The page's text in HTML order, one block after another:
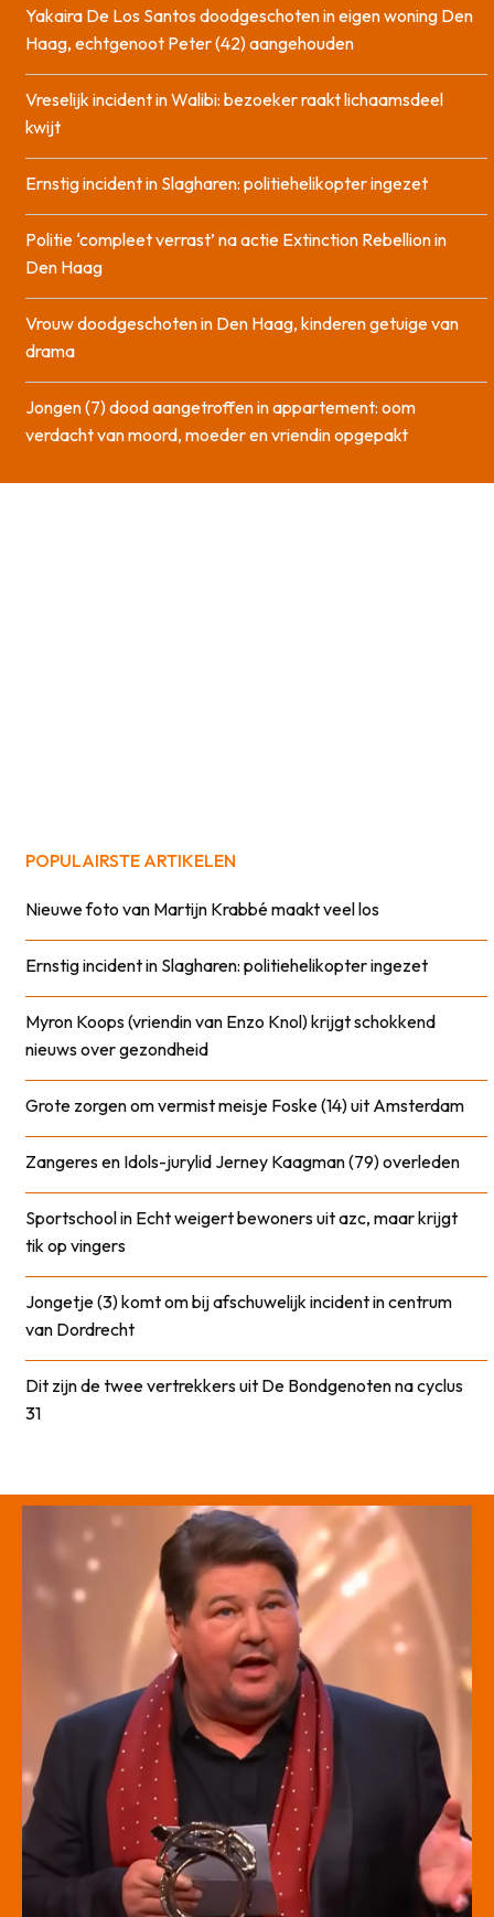
Yakaira De Los Santos doodgeschoten in eigen woning Den
Haag, echtgenoot Peter (42) aangehouden
Vreselijk incident in Walibi: bezoeker raakt lichaamsdeel
kwijt
Ernstig incident in Slagharen: politiehelikopter ingezet
Politie ‘compleet verrast’ na actie Extinction Rebellion in
Den Haag
Vrouw doodgeschoten in Den Haag, kinderen getuige van
drama
Jongen (7) dood aangetroffen in appartement: oom
verdacht van moord, moeder en vriendin opgepakt
POPULAIRSTE ARTIKELEN
Nieuwe foto van Martijn Krabbé maakt veel los
Ernstig incident in Slagharen: politiehelikopter ingezet
Myron Koops (vriendin van Enzo Knol) krijgt schokkend
nieuws over gezondheid
Grote zorgen om vermist meisje Foske (14) uit Amsterdam
Zangeres en Idols-jurylid Jerney Kaagman (79) overleden
Sportschool in Echt weigert bewoners uit azc, maar krijgt
tik op vingers
Jongetje (3) komt om bij afschuwelijk incident in centrum
van Dordrecht
Dit zijn de twee vertrekkers uit De Bondgenoten na cyclus
31